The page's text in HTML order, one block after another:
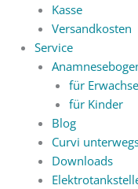
Kasse
Versandkosten
Service
für
für Kinder
Blog
Curvi
Downloads